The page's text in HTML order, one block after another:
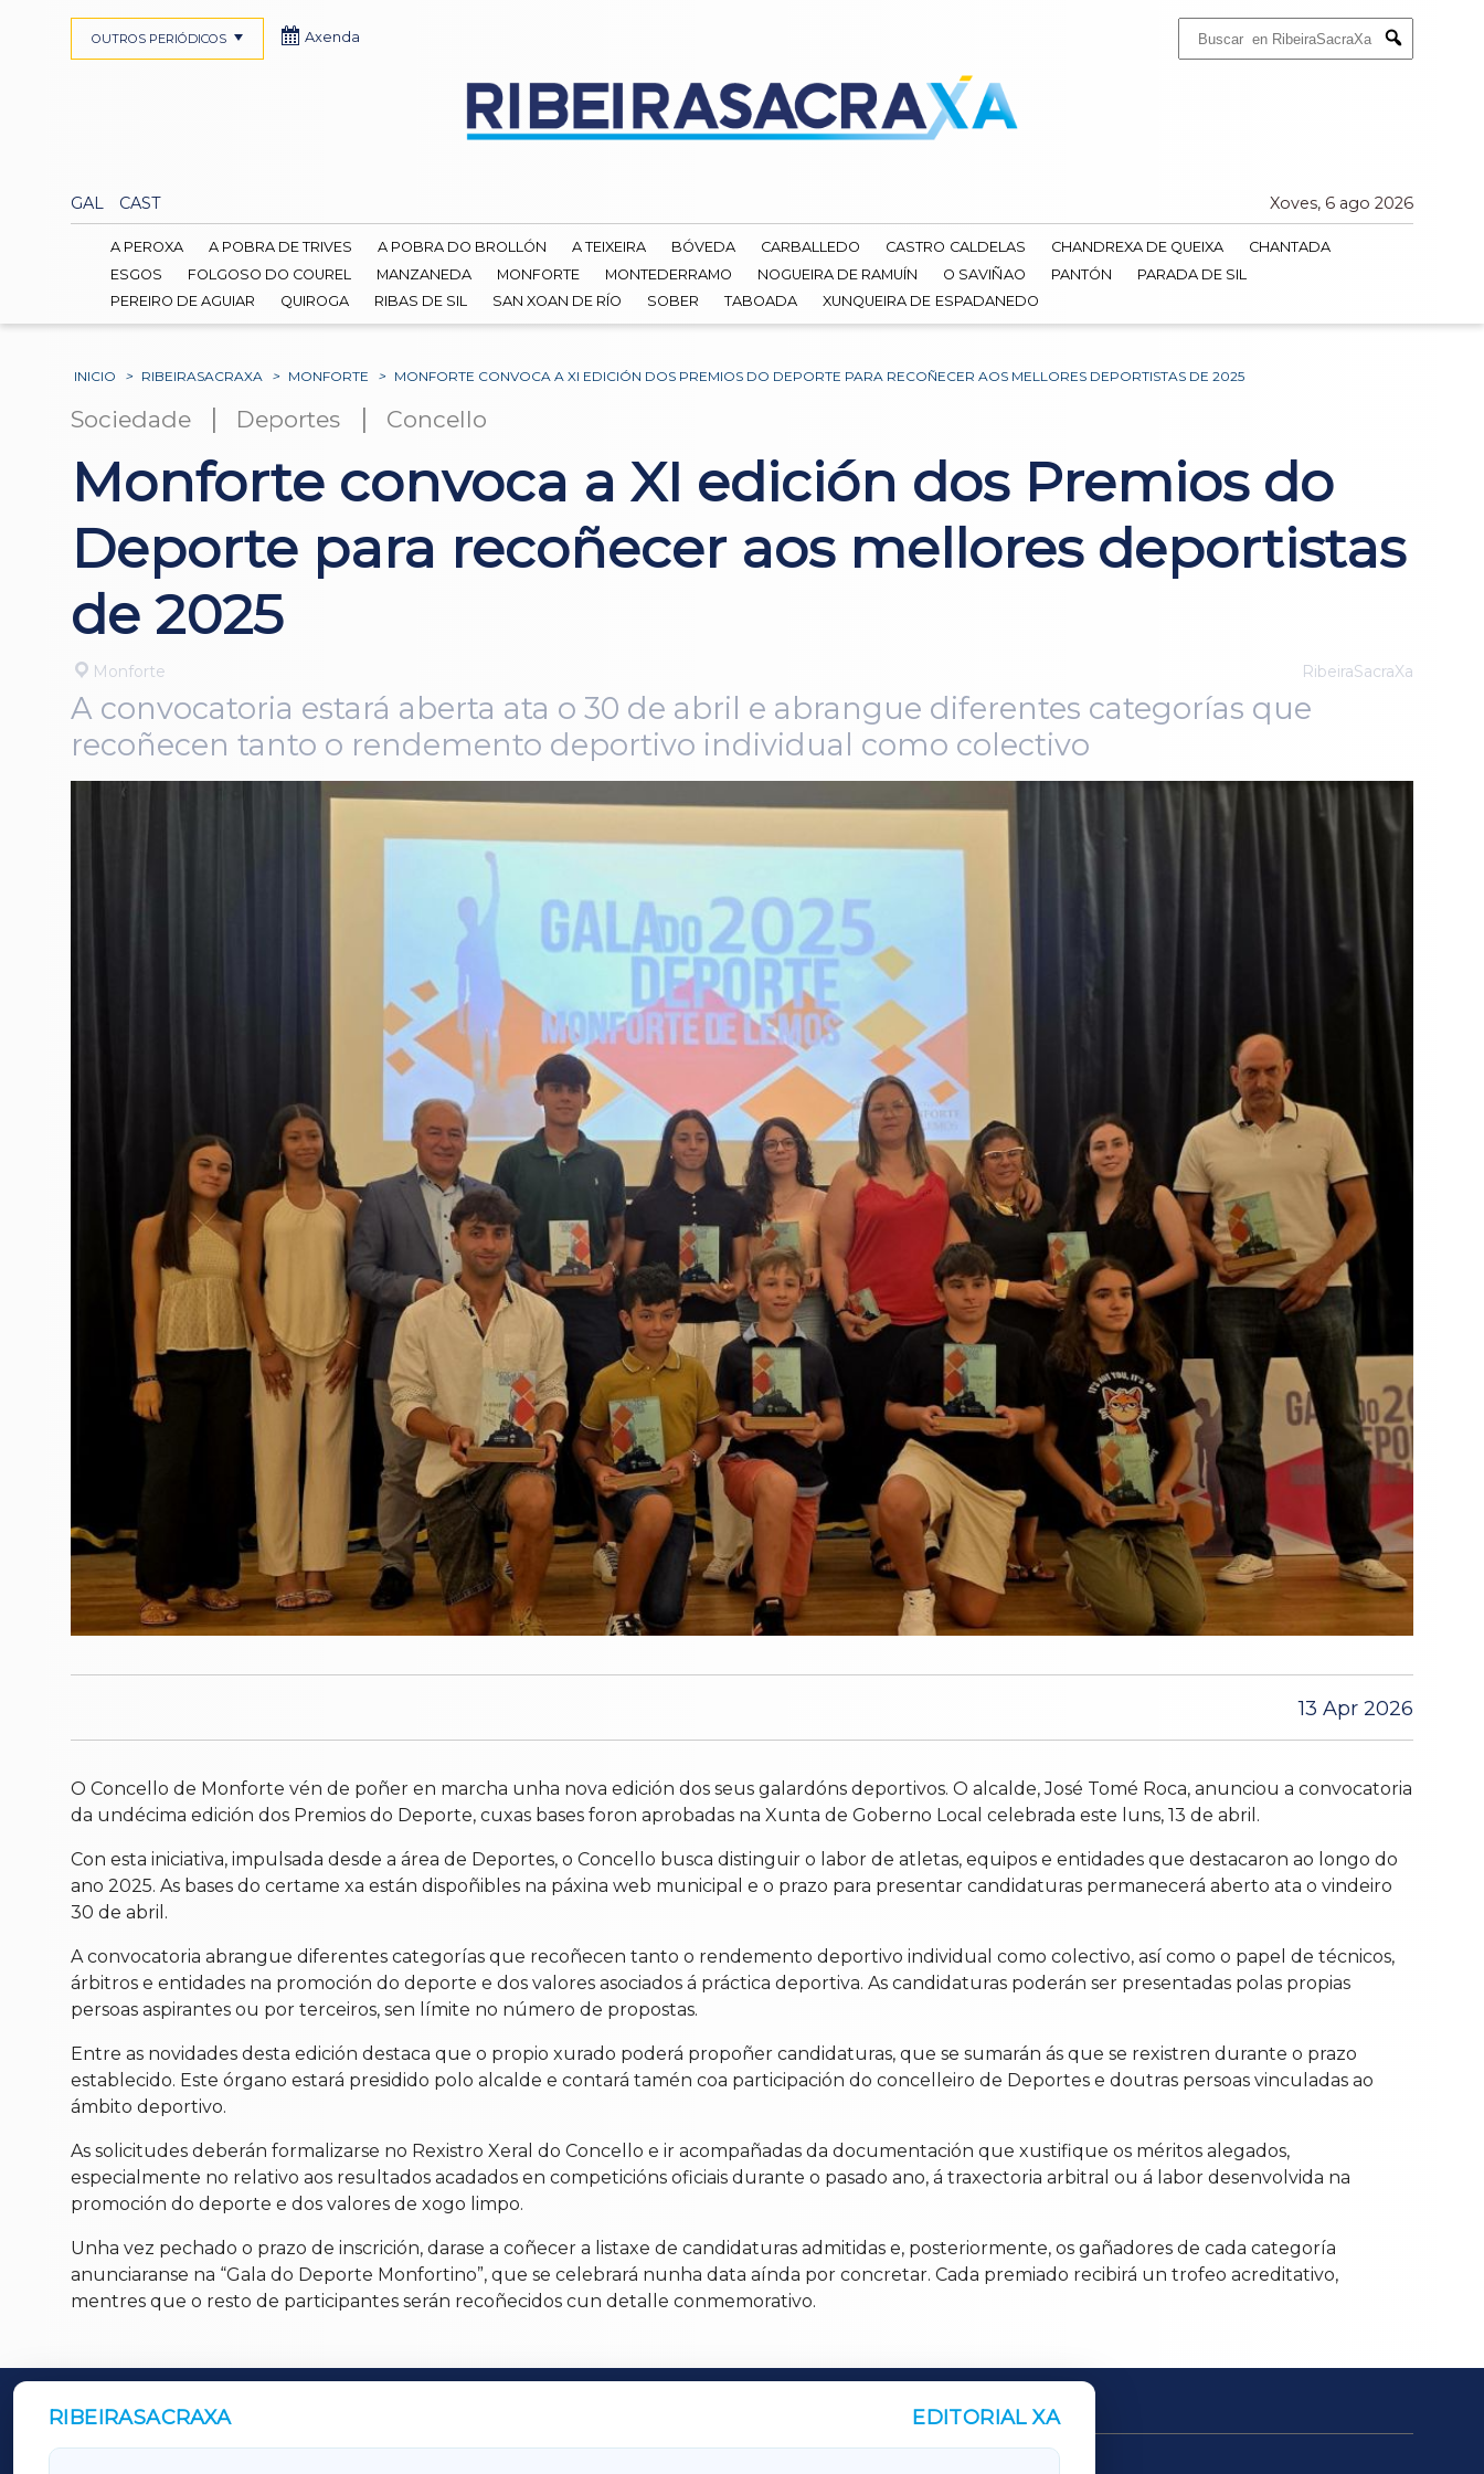
Submit
GAL CAST Xoves, 6 ago 2026
OUTROS PERIÓDICOS Axenda
A PEROXA A POBRA DE TRIVES A POBRA DO BROLLÓN A TEIXEIRA BÓVEDA CARBALLEDO CASTRO CALDELAS CHANDREXA DE QUEIXA
CHANTADA
ESGOS
FOLGOSO DO COUREL MANZANEDA MONFORTE MONTEDERRAMO NOGUEIRA DE RAMUÍN O SAVIÑAO PANTÓN
PARADA DE SIL
PEREIRO DE AGUIAR
QUIROGA RIBAS DE SIL SAN XOAN DE RÍO SOBER TABOADA XUNQUEIRA DE ESPADANEDO
INICIO > RIBEIRASACRAXA > MONFORTE > MONFORTE CONVOCA A XI EDICIÓN DOS PREMIOS DO DEPORTE PARA RECOÑECER AOS MELLORES DEPORTISTAS DE 2025
Sociedade | Deportes | Concello
Monforte convoca a XI edición dos Premios do
Deporte para recoñecer aos mellores deportistas
de 2025
Monforte RibeiraSacraXa
A convocatoria estará aberta ata o 30 de abril e abrangue diferentes categorías que
recoñecen tanto o rendemento deportivo individual como colectivo
13 Apr 2026
O Concello de Monforte vén de poñer en marcha unha nova edición dos seus galardóns deportivos. O alcalde, José Tomé Roca, anunciou a convocatoria
da undécima edición dos Premios do Deporte, cuxas bases foron aprobadas na Xunta de Goberno Local celebrada este luns, 13 de abril.
Con esta iniciativa, impulsada desde a área de Deportes, o Concello busca distinguir o labor de atletas, equipos e entidades que destacaron ao longo do
ano 2025. As bases do certame xa están dispoñibles na páxina web municipal e o prazo para presentar candidaturas permanecerá aberto ata o vindeiro
30 de abril.
A convocatoria abrangue diferentes categorías que recoñecen tanto o rendemento deportivo individual como colectivo, así como o papel de técnicos,
árbitros e entidades na promoción do deporte e dos valores asociados á práctica deportiva. As candidaturas poderán ser presentadas polas propias
persoas aspirantes ou por terceiros, sen límite no número de propostas.
Entre as novidades desta edición destaca que o propio xurado poderá propoñer candidaturas, que se sumarán ás que se rexistren durante o prazo
establecido. Este órgano estará presidido polo alcalde e contará tamén coa participación do concelleiro de Deportes e doutras persoas vinculadas ao
ámbito deportivo.
As solicitudes deberán formalizarse no Rexistro Xeral do Concello e ir acompañadas da documentación que xustifique os méritos alegados,
especialmente no relativo aos resultados acadados en competicións oficiais durante o pasado ano, á traxectoria arbitral ou á labor desenvolvida na
promoción do deporte e dos valores de xogo limpo.
Unha vez pechado o prazo de inscrición, darase a coñecer a listaxe de candidaturas admitidas e, posteriormente, os gañadores de cada categoría
anunciaranse na “Gala do Deporte Monfortino”, que se celebrará nunha data aínda por concretar. Cada premiado recibirá un trofeo acreditativo,
mentres que o resto de participantes serán recoñecidos cun detalle conmemorativo.
RIBEIRASACRAXA EDITORIAL XA
OUTROS PERIÓDICOS